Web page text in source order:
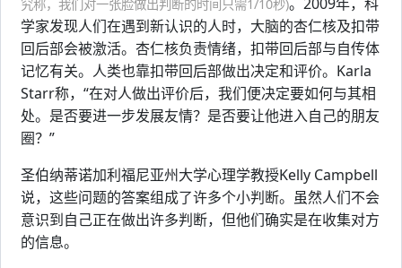
究称，我们对一张脸做出判断的时间只需1/10秒)
学家发现人们在遇到新认识的人时，大脑的杏仁核及扣带
回后部会被激活。杏仁核负责情绪，扣带回后部与自传体
记忆有关。人类也靠扣带回后部做出决定和评价。Karla
Starr称，“在对人做出评价后，我们便决定要如何与其相
处。是否要进一步发展友情？是否要让他进入自己的朋友
圈？”
圣伯纳蒂诺加利福尼亚州大学心理学教授Kelly Campbell
说，这些问题的答案组成了许多个小判断。虽然人们不会
意识到自己正在做出许多判断，但他们确实是在收集对方
的信息。